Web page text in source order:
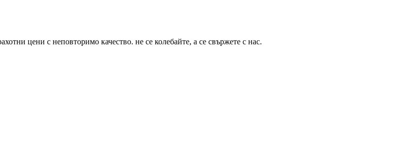
цени с неповторимо качество. не се колебайте, а се свържете с нас.